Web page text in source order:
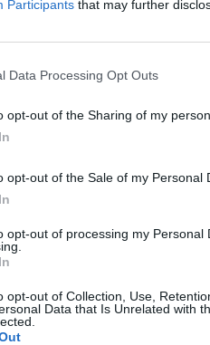
Participants that may further
Data Processing Opt Outs
opt-out of the Sharing of my
opt-out of the Sale of my Personal
opt-out of processing my Personal
opt-out of Collection, Use,
Data that Is Unrelated with
maar wij raden u aan